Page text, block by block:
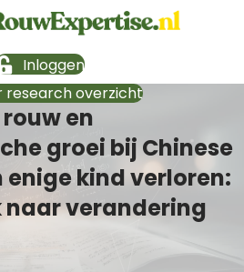
Inloggen
research overzicht
en
groei bij Chinese
enige kind verloren:
naar verandering